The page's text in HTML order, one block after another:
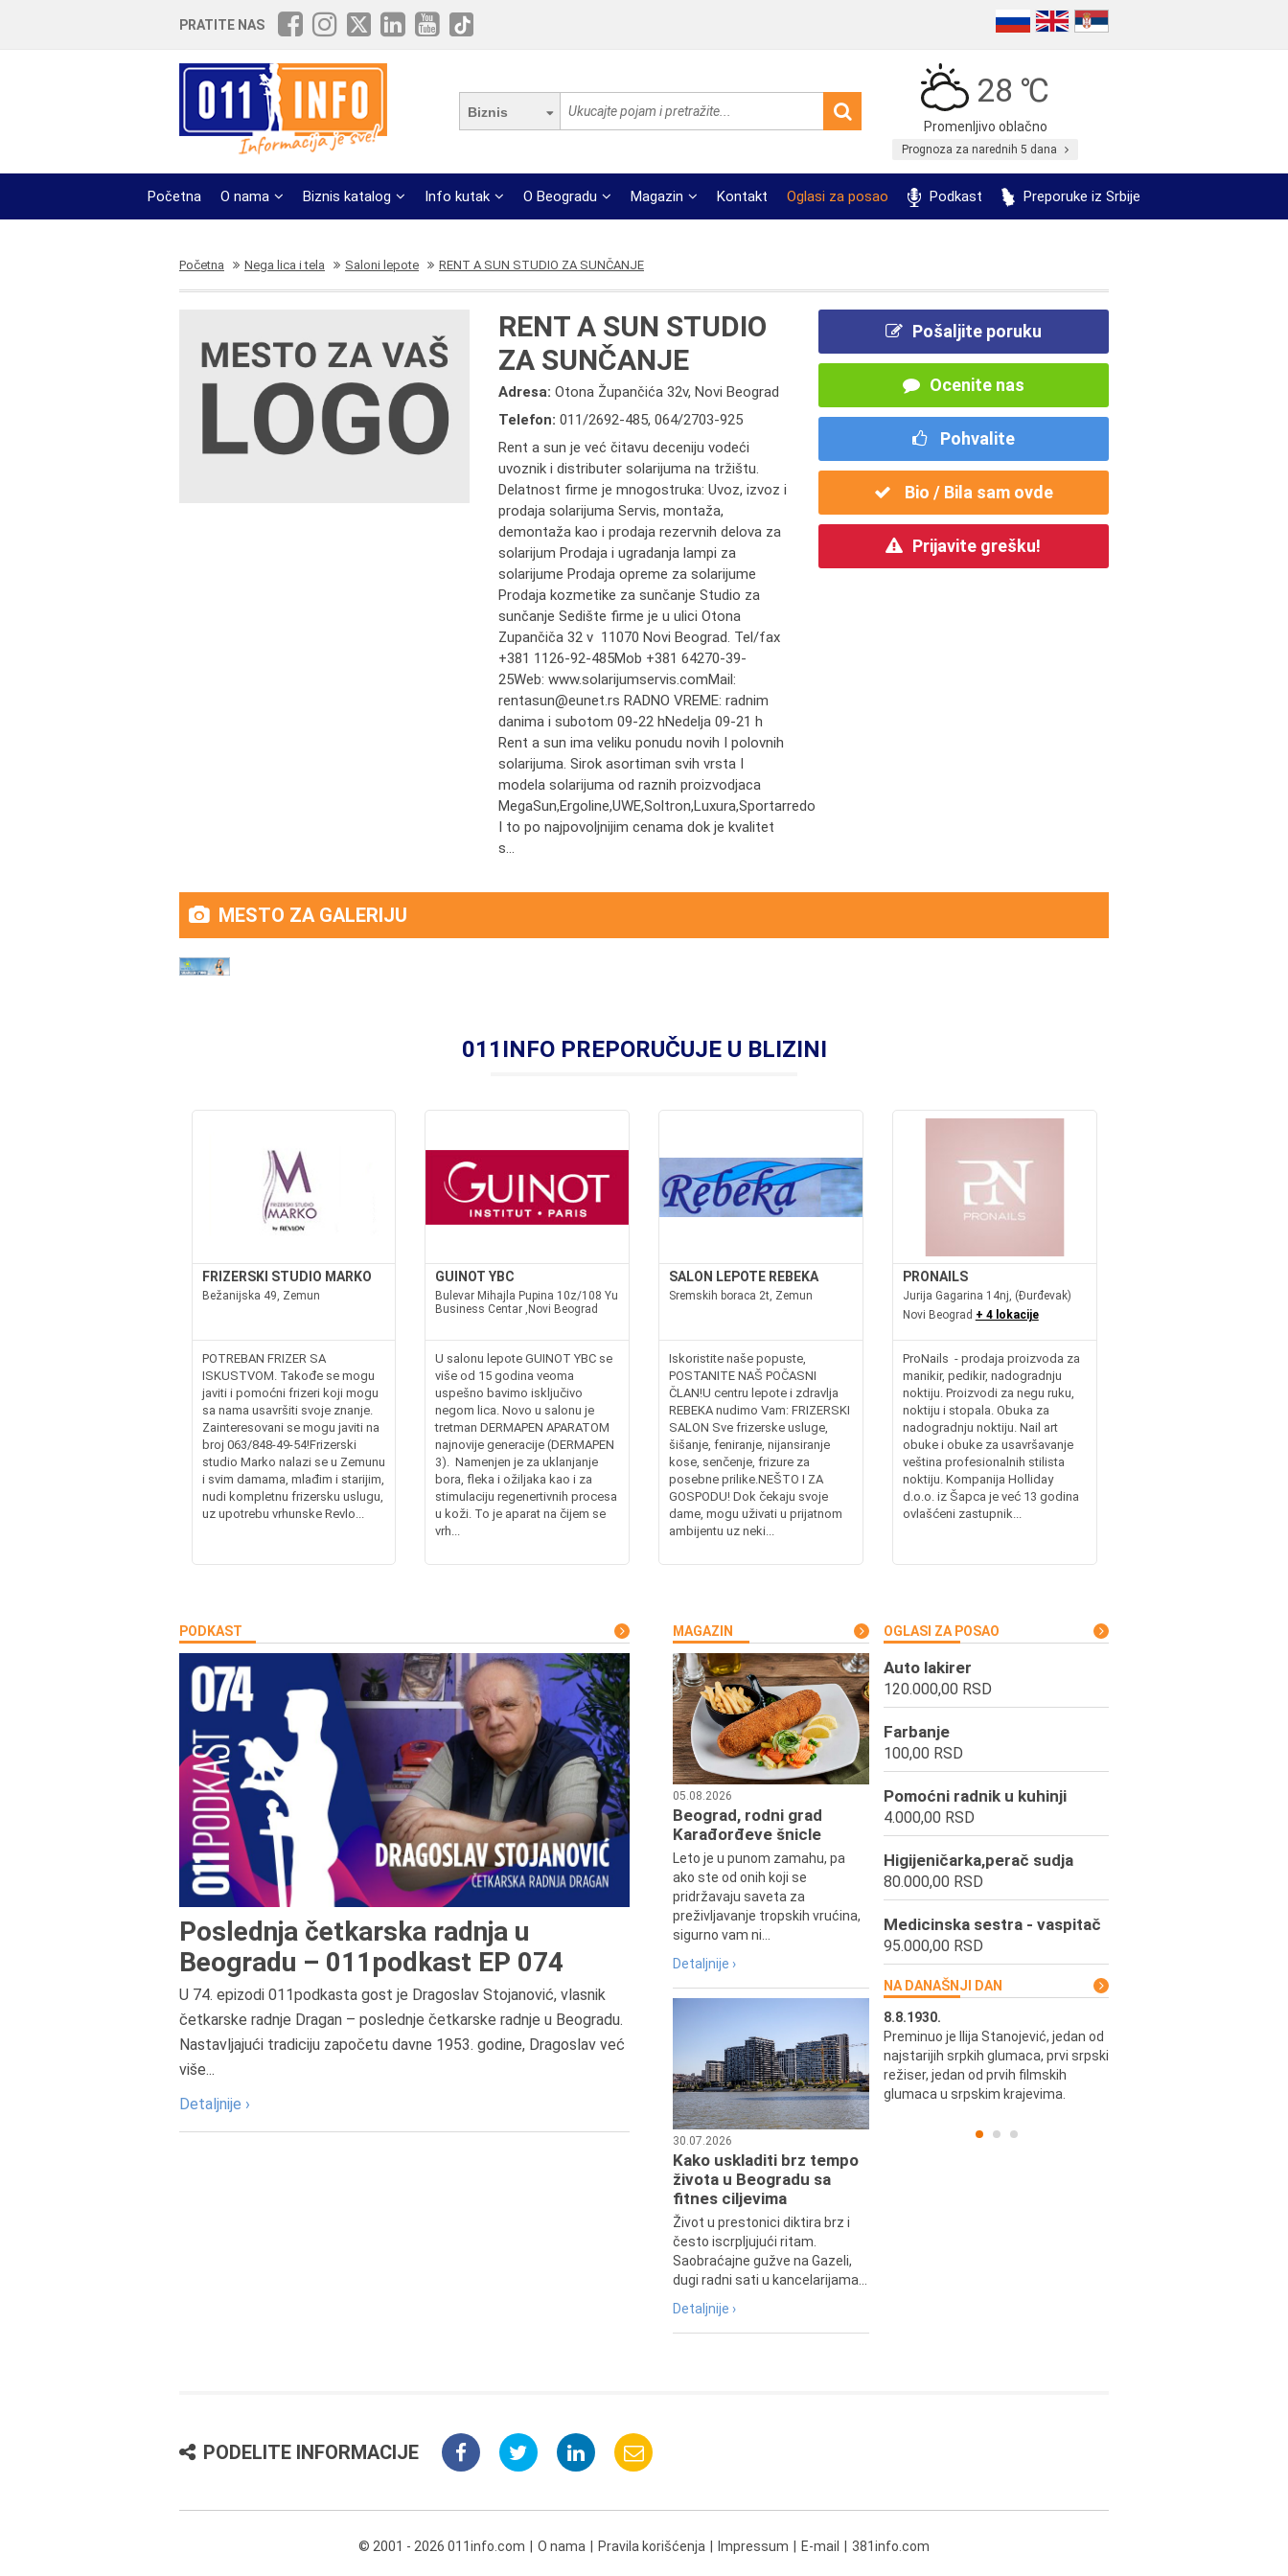
PRATITE NAS
Biznis
28 ℃
Promenljivo oblačno
Prognoza za narednih 5 dana
Početna O nama Biznis katalog Info kutak O Beogradu Magazin Kontakt Oglasi za posao Podkast Preporuke iz Srbije
Početna Nega lica i tela Saloni lepote RENT A SUN STUDIO ZA SUNČANJE
RENT A SUN STUDIO
ZA SUNČANJE
Adresa:Otona Župančića 32v, Novi Beograd
Telefon:011/2692-485,064/2703-925
Rent a sun je već čitavu deceniju vodeći
uvoznik i distributer solarijuma na tržištu.
Delatnost firme je mnogostruka: Uvoz, izvoz i
prodaja solarijuma Servis, montaža,
demontaža kao i prodaja rezervnih delova za
solarijum Prodaja i ugradanja lampi za
solarijume Prodaja opreme za solarijume
Prodaja kozmetike za sunčanje Studio za
sunčanje Sedište firme je u ulici Otona
Zupančiča 32 v 11070 Novi Beograd. Tel/fax
+381 1126-92-485Mob +381 64270-39-
25Web: www.solarijumservis.comMail:
rentasun@eunet.rs RADNO VREME: radnim
danima i subotom 09-22 hNedelja 09-21 h
Rent a sun ima veliku ponudu novih I polovnih
solarijuma. Sirok asortiman svih vrsta I
modela solarijuma od raznih proizvodjaca
MegaSun,Ergoline,UWE,Soltron,Luxura,Sportarredo
I to po najpovoljnijim cenama dok je kvalitet
s...
Pošaljite poruku
Ocenite nas
Pohvalite
Bio / Bila sam ovde
Prijavite grešku!
MESTO ZA GALERIJU
011INFO PREPORUČUJE U BLIZINI
FRIZERSKI STUDIO MARKO
Bežanijska 49, Zemun
POTREBAN FRIZER SA
ISKUSTVOM. Takođe se mogu
javiti i pomoćni frizeri koji mogu
sa nama usavršiti svoje znanje.
Zainteresovani se mogu javiti na
broj 063/848-49-54!Frizerski
studio Marko nalazi se u Zemunu
i svim damama, mlađim i starijim,
nudi kompletnu frizersku uslugu,
uz upotrebu vrhunske Revlo...
GUINOT YBC
Bulevar Mihajla Pupina 10z/108 Yu
Business Centar ,Novi Beograd
U salonu lepote GUINOT YBC se
više od 15 godina veoma
uspešno bavimo isključivo
negom lica. Novo u salonu je
tretman DERMAPEN APARATOM
najnovije generacije (DERMAPEN
3). Namenjen je za uklanjanje
bora, fleka i ožiljaka kao i za
stimulaciju regenertivnih procesa
u koži. To je aparat na čijem se
vrh...
SALON LEPOTE REBEKA
Sremskih boraca 2t, Zemun
Iskoristite naše popuste,
POSTANITE NAŠ POČASNI
ČLAN!U centru lepote i zdravlja
REBEKA nudimo Vam: FRIZERSKI
SALON Sve frizerske usluge,
šišanje, feniranje, nijansiranje
kose, senčenje, frizure za
posebne prilike.NEŠTO I ZA
GOSPODU! Dok čekaju svoje
dame, mogu uživati u prijatnom
ambijentu uz neki...
PRONAILS
Jurija Gagarina 14nj, (Đurđevak)
Novi Beograd + 4 lokacije
ProNails - prodaja proizvoda za
manikir, pedikir, nadogradnju
noktiju. Proizvodi za negu ruku,
noktiju i stopala. Obuka za
nadogradnju noktiju. Nail art
obuke i obuke za usavršavanje
veština profesionalnih stilista
noktiju. Kompanija Holliday
d.o.o. iz Šapca je već 13 godina
ovlašćeni zastupnik...
PODKAST
Poslednja četkarska radnja u
Beogradu – 011podkast EP 074
U 74. epizodi 011podkasta gost je Dragoslav Stojanović, vlasnik
četkarske radnje Dragan – poslednje četkarske radnje u Beogradu.
Nastavljajući tradiciju započetu davne 1953. godine, Dragoslav već
više...
Detaljnije ›
MAGAZIN
05.08.2026
Beograd, rodni grad
Karađorđeve šnicle
Leto je u punom zamahu, pa
ako ste od onih koji se
pridržavaju saveta za
preživljavanje tropskih vrućina,
sigurno vam ni...
Detaljnije ›
30.07.2026
Kako uskladiti brz tempo
života u Beogradu sa
fitnes ciljevima
Život u prestonici diktira brz i
često iscrpljujući ritam.
Saobraćajne gužve na Gazeli,
dugi radni sati u kancelarijama...
Detaljnije ›
OGLASI ZA POSAO
Auto lakirer
120.000,00 RSD
Farbanje
100,00 RSD
Pomoćni radnik u kuhinji
4.000,00 RSD
Higijeničarka,perač sudja
80.000,00 RSD
Medicinska sestra - vaspitač
95.000,00 RSD
NA DANAŠNJI DAN
Preminuo je Dejan Kosanović,
istoričar filma, filmski reditelj,
profesor i dekan Fakulteta dramskih
umetnosti u Beogradu.
8.8.1930.
Preminuo je Ilija Stanojević, jedan od
najstarijih srpkih glumaca, prvi srpski
režiser, jedan od prvih filmskih
glumaca u srpskim krajevima.
PODELITE INFORMACIJE
© 2001 - 2026 011info.com O nama Pravila korišćenja Impressum E-mail 381info.com